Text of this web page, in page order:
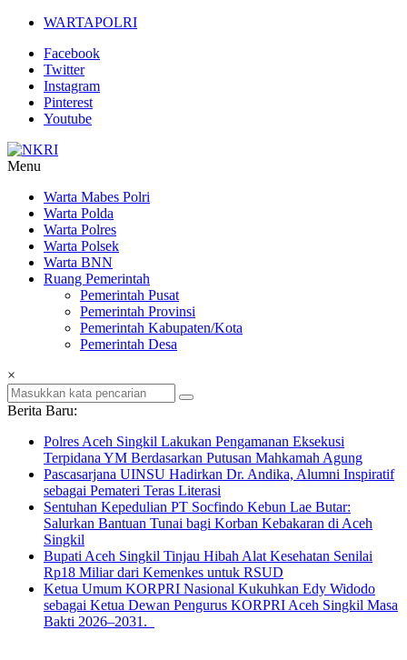
Lompat
konten
WARTAPOLRI
Facebook
Twitter
Instagram
Pinterest
Youtube
Jurnalisme
Positif
Menu
Warta Mabes Polri
Warta Polda
Warta Polres
Warta Polsek
Warta BNN
Ruang Pemerintah
Pemerintah Pusat
Pemerintah Provinsi
Pemerintah Kabupaten/Kota
Pemerintah Desa
×
Berita Baru:
Polres Aceh Singkil Lakukan Pengamanan Eksekusi
Terpidana YM Berdasarkan Putusan Mahkamah Agung
Pascasarjana UINSU Hadirkan Dr. Andika, Alumni Inspiratif
sebagai Pemateri Teras Literasi
Sentuhan Kepedulian PT Socfindo Kebun Lae Butar:
Salurkan Bantuan Tunai bagi Korban Kebakaran di Aceh
Singkil
Bupati Aceh Singkil Tinjau Hibah Alat Kesehatan Senilai
Rp18 Miliar dari Kemenkes untuk RSUD
Ketua Umum KORPRI Nasional Kukuhkan Edy Widodo
sebagai Ketua Dewan Pengurus KORPRI Aceh Singkil Masa
Bakti 2026–2031.